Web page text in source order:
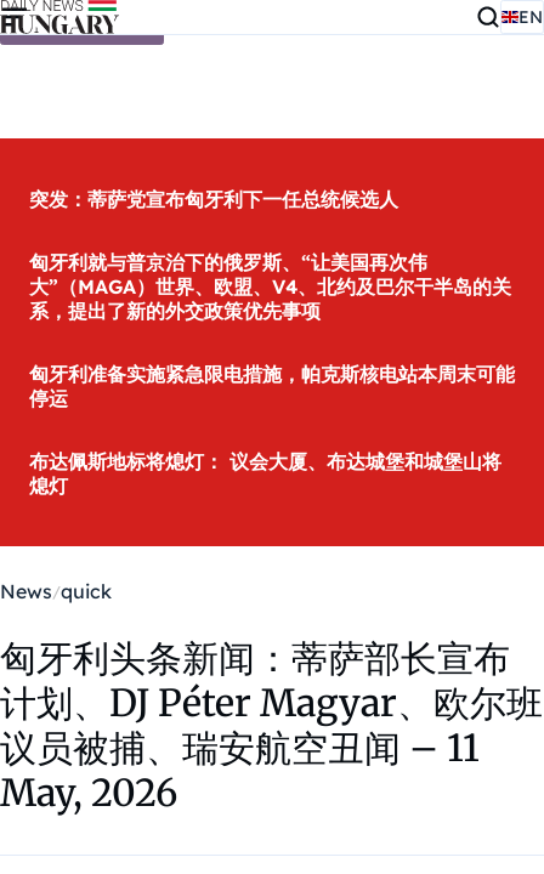
Skip to content EN
突发：蒂萨党宣布匈牙利下一任总统候选人
匈牙利就与普京治下的俄罗斯、“让美国再次伟
大”（MAGA）世界、欧盟、V4、北约及巴尔干半岛的关
系，提出了新的外交政策优先事项
匈牙利准备实施紧急限电措施，帕克斯核电站本周末可能
停运
布达佩斯地标将熄灯： 议会大厦、布达城堡和城堡山将
熄灯
News quick
匈牙利头条新闻：蒂萨部长宣布
计划、DJ Péter Magyar、欧尔班
议员被捕、瑞安航空丑闻 – 11
May, 2026